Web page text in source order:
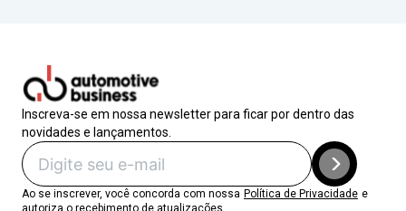
Inscreva-se em nossa newsletter para ficar por dentro das
novidades e lançamentos.
Ao se inscrever, você concorda com nossa Política de Privacidade e
autoriza o recebimento de atualizações.